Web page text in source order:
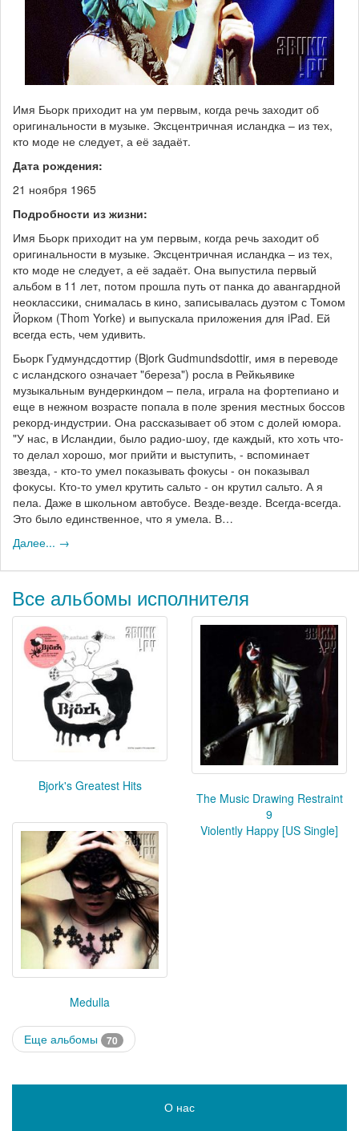
Имя Бьорк приходит на ум первым, когда речь заходит об
оригинальности в музыке. Эксцентричная исландка – из тех,
кто моде не следует, а её задаёт.
Дата рождения:
21 ноября 1965
Подробности из жизни:
Имя Бьорк приходит на ум первым, когда речь заходит об
оригинальности в музыке. Эксцентричная исландка – из тех,
кто моде не следует, а её задаёт. Она выпустила первый
альбом в 11 лет, потом прошла путь от панка до авангардной
неоклассики, снималась в кино, записывалась дуэтом с Томом
Йорком (Thom Yorke) и выпускала приложения для iPad. Ей
всегда есть, чем удивить.
Бьорк Гудмундсдоттир (Bjork Gudmundsdottir, имя в переводе
с исландского означает "береза") росла в Рейкьявике
музыкальным вундеркиндом – пела, играла на фортепиано и
еще в нежном возрасте попала в поле зрения местных боссов
рекорд-индустрии. Она рассказывает об этом с долей юмора.
"У нас, в Исландии, было радио-шоу, где каждый, кто хоть что-
то делал хорошо, мог прийти и выступить, - вспоминает
звезда, - кто-то умел показывать фокусы - он показывал
фокусы. Кто-то умел крутить сальто - он крутил сальто. А я
пела. Даже в школьном автобусе. Везде-везде. Всегда-всегда.
Это было единственное, что я умела. В…
Далее... →
Все альбомы исполнителя
Bjork's Greatest Hits
The Music Drawing Restraint
9
Medulla
Violently Happy [US Single]
Еще альбомы 70
О нас